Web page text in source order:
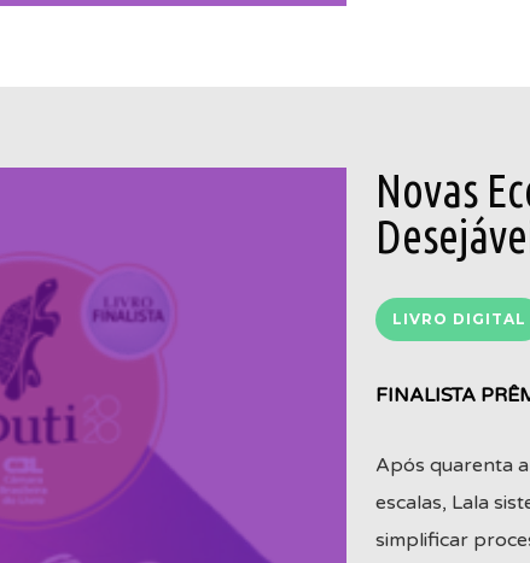
Novas
LIVRO DIGITAL
FINALISTA
Após quarenta
escalas, Lala
simplificar